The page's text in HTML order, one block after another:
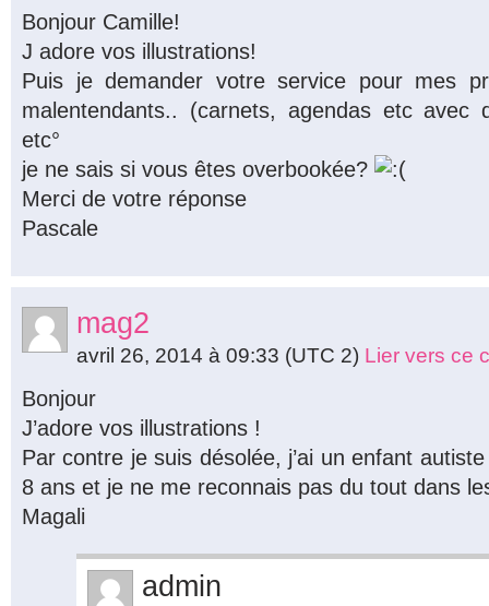
Bonjour Camille!
J adore vos illustrations!
Puis je demander votre service pour mes
malentendants.. (carnets, agendas etc avec
etc°
je ne sais si vous êtes overbookée?
Merci de votre réponse
Pascale
mag2
avril 26, 2014 à 09:33 (UTC 2) Lier vers ce
Bonjour
J’adore vos illustrations !
Par contre je suis désolée, j’ai un enfant
8 ans et je ne me reconnais pas du tout dans
Magali
admin